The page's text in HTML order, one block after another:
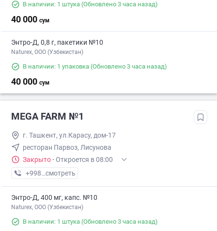
В наличии: 1 штука (Обновлено 3 часа назад)
40 000 сум
Энтро-Д, 0,8 г, пакетики №10
Naturex, OOO (Узбекистан)
В наличии: 1 упаковка (Обновлено 3 часа назад)
40 000 сум
MEGA FARM №1
г. Ташкент, ул.Карасу, дом-17
ресторан Парвоз, Лисунова
Закрыто · Откроется в 08:00
+998 (71) XXX-XX-XX
смотреть
Энтро-Д, 400 мг, капс. №10
Naturex, OOO (Узбекистан)
В наличии: 1 штука (Обновлено 3 часа назад)